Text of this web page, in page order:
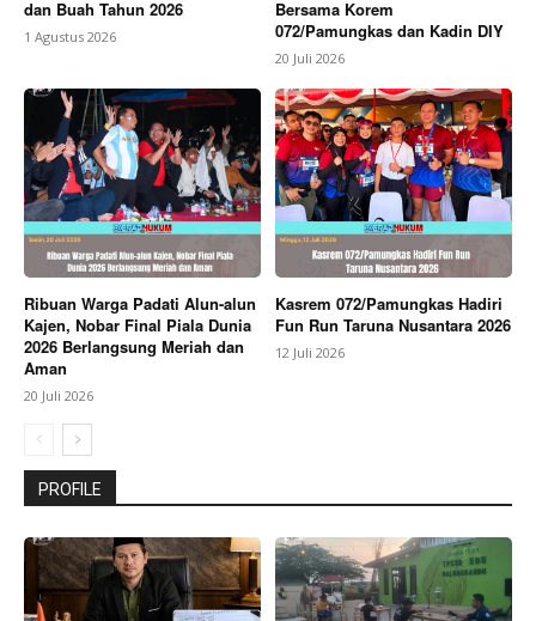
dan Buah Tahun 2026
1 Agustus 2026
Bersama Korem
072/Pamungkas dan Kadin DIY
20 Juli 2026
Ribuan Warga Padati Alun-alun
Kajen, Nobar Final Piala Dunia
2026 Berlangsung Meriah dan
Aman
20 Juli 2026
Kasrem 072/Pamungkas Hadiri
Fun Run Taruna Nusantara 2026
12 Juli 2026
PROFILE